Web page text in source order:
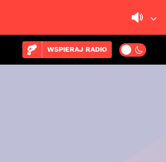
WSPIERAJ RADIO